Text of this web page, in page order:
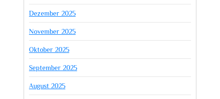
Dezember 2025
November 2025
Oktober 2025
September 2025
August 2025